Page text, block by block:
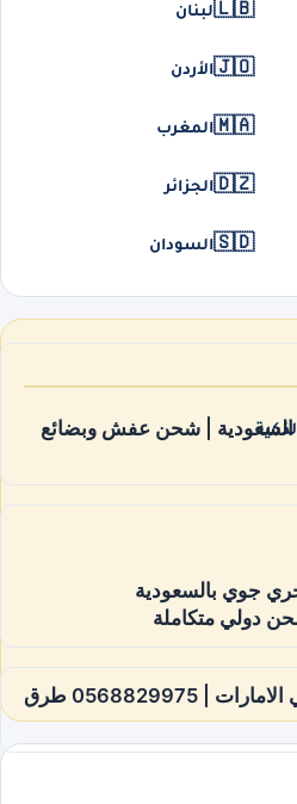
| شحن عفش وبضائع
جوي بالسعودية
شركات شحن من جدة الي الامارات | 0568829975 طرق
🇱🇧لبنان
🇯🇴الأردن
🇲🇦المغرب
🇩🇿الجزائر
🇸🇩السودان